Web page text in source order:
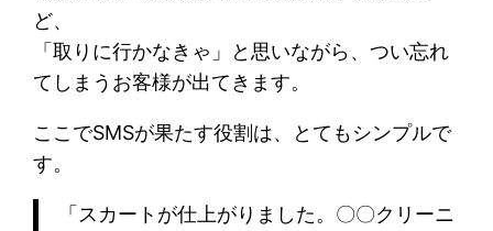
ど、
「取りに行かなきゃ」と思いながら、つい忘れ
てしまうお客様が出てきます。
ここでSMSが果たす役割は、とてもシンプルで
す。
「スカートが仕上がりました。〇〇クリーニ